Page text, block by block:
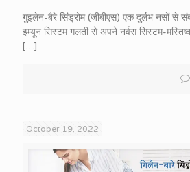
गुइलेन-बैरे सिंड्रोम (जीबीएस) एक दुर्लभ नसों से
इम्यून सिस्टम गलती से अपने नर्वस सिस्टम-
[…]
October 19, 2022